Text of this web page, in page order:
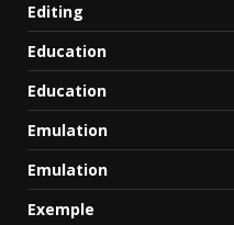
Editing
Education
Education
Emulation
Emulation
Exemple